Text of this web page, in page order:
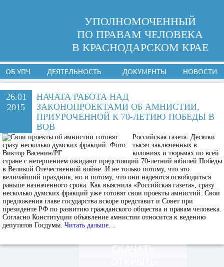
УПОЛНОМОЧЕННЫЙ
ПО ПРАВАМ ЧЕЛОВЕКА
В КРАСНОДАРСКОМ КРАЕ
ОБ УПЧ ДЕЯТЕЛЬНОСТЬ ДОКУМЕНТЫ НОВОСТИ
26.01
2015
НАЧАТА РАБОТА НАД
ЗАКОНОПРОЕКТАМИ ОБ АМНИСТИИ,
ПРИУРОЧЕННОЙ К 70-ЛЕТИЮ ПОБЕДЫ В
ВОВ
Российская газета: Десятки
тысяч заключенных в
колониях и тюрьмах по всей
стране с нетерпением ожидают предстоящий 70-летний юбилей Победы
в Великой Отечественной войне. И не только потому, что это
величайший праздник, но и потому, что они надеются освободиться
раньше назначенного срока. Как выяснила «Российская газета», сразу
несколько думских фракций уже готовят свои проекты амнистий. Свои
предложения главе государства вскоре представит и Совет при
президенте РФ по развитию гражданского общества и правам человека.
Согласно Конституции объявление амнистии относится к ведению
депутатов Госдумы. Читать дальше…
СКАЧАТЬ